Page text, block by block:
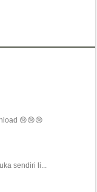
😢😢😢
sendiri li...